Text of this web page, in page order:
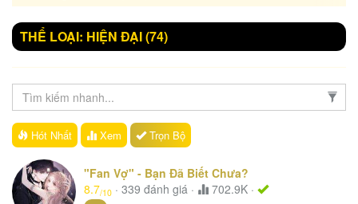
THỂ LOẠI: HIỆN ĐẠI(74)
Hót Nhất Xem Trọn Bộ
"Fan Vợ" - Bạn Đã Biết Chưa?
8.7/10 · 339 đánh giá · 702.9K ·